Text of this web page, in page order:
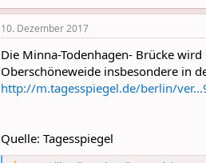
10. Dezember 2017
Die Minna-Todenhagen- Brücke
Oberschöneweide insbesondere in
http://m.tagesspiegel.de/berlin/
Quelle: Tagesspiegel